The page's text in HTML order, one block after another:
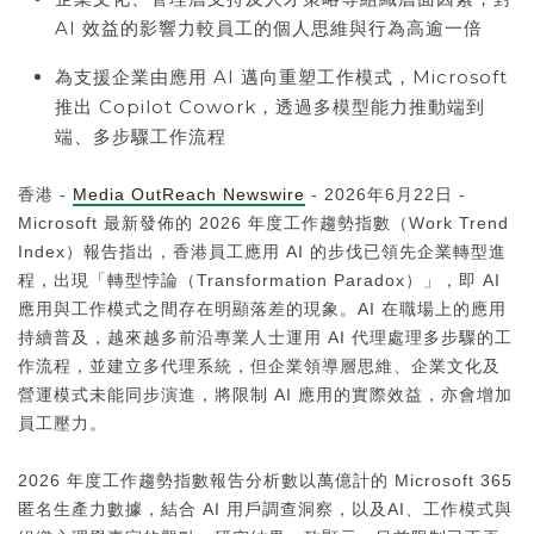
AI 效益的影響力較員工的個人思維與行為高逾一倍
為支援企業由應用 AI 邁向重塑工作模式，Microsoft
推出 Copilot Cowork，透過多模型能力推動端到
端、多步驟工作流程
香港 - Media OutReach Newswire - 2026年6月22日 -
Microsoft 最新發佈的 2026 年度工作趨勢指數（Work Trend
Index）報告指出，香港員工應用 AI 的步伐已領先企業轉型進
程，出現「轉型悖論（Transformation Paradox）」，即 AI
應用與工作模式之間存在明顯落差的現象。AI 在職場上的應用
持續普及，越來越多前沿專業人士運用 AI 代理處理多步驟的工
作流程，並建立多代理系統，但企業領導層思維、企業文化及
營運模式未能同步演進，將限制 AI 應用的實際效益，亦會增加
員工壓力。
2026 年度工作趨勢指數報告分析數以萬億計的 Microsoft 365
匿名生產力數據，結合 AI 用戶調查洞察，以及AI、工作模式與